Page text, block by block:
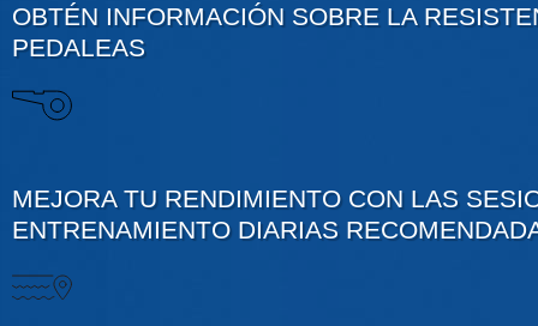
OBTÉN INFORMACIÓN SOBRE LA
PEDALEAS
MEJORA TU RENDIMIENTO CON LAS
ENTRENAMIENTO DIARIAS